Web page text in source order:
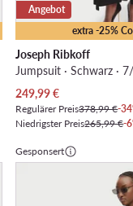
extra -25%
Angebot
Joseph Ribkoff
Jumpsuit · Schwarz ·
Aktueller Preis
249,99€
Regulärer Preis378,99 €-
Niedrigster Preis265,99 €-
Gesponsert